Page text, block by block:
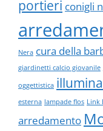
portieri conigli
Nera cura della
giardinetti calcio giovanile
oggettistica
esterna lampade flos Link
arredamento